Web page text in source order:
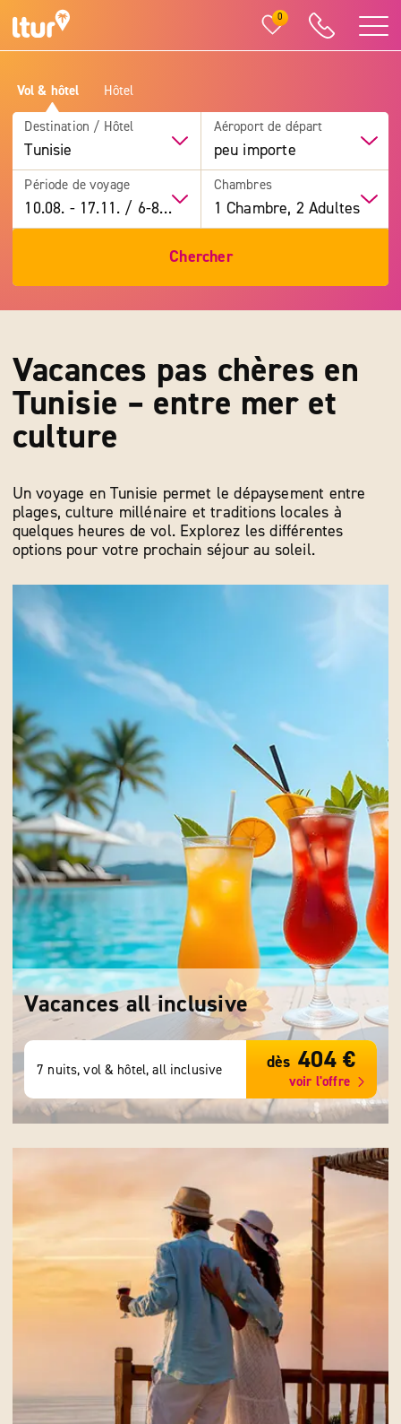
0
Vol & hôtel Hôtel
Destination / Hôtel
Tunisie
Aéroport de départ
peu importe
Période de voyage
10.08. -17.11. / 6-8 jours
Chambres
1 Chambre, 2 Adultes
Chercher
Vacances pas chères en
Tunisie – entre mer et
culture
Un voyage en Tunisie permet le dépaysement entre
plages, culture millénaire et traditions locales à
quelques heures de vol. Explorez les différentes
options pour votre prochain séjour au soleil.
Vacances all inclusive
7 nuits, vol & hôtel, all inclusive dès 404 €
voir l'offre